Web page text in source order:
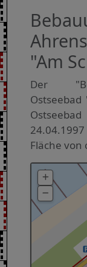
"Am
Der
Fläche von